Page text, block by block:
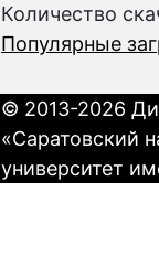
Количество
Популярные
© 2013-2026
«Саратовский
университет